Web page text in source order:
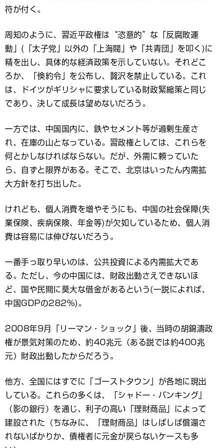
符が付く。
周知のように、習近平政権は“恣意的”な「反腐敗運
動」(「太子党」以外の「上海閥」や「共青団」を叩く)に
精を出し、具体的な経済政策を示していない。それどこ
ろか、「倹約令」を公布し、贅沢を禁止している。これ
は、ドイツがギリシャに要求している財政緊縮策と同じ
であり、決して成長は望めないだろう。
一方では、中国国内に、鉄やセメント等が過剰生産さ
れ、在庫の山となっている。習政権としては、これらを
何とかしなければならない。だが、外需に頼っていた
ら、自ずと限界がある。そこで、北京はいったん内需拡
大方針を打ち出した。
けれども、個人消費を増やそうにも、中国の社会保障(失
業保険、疾病保険、年金等)が欠如しているため、個人消
費は容易には伸びないだろう。
一番手っ取り早いのは、公共投資による内需拡大であ
る。ただし、今の中国には、財政出動さえできないほ
ど、国や民間に莫大な借金があるという(一説によれば、
中国GDPの282%)。
2008年9月「リーマン・ショック」後、当時の胡錦濤政
権が景気対策のため、約40兆元（ある説では約400兆
元）財政出動したからだろう。
他方、全国にはすでに「ゴーストタウン」が各地に現出
している。これらの多くは、「シャドー・バンキング」
（影の銀行）を通じ、利子の高い「理財商品」によって
建設された（ちなみに、「理財商品」はしばしば償還さ
れないばかりか、債権者に元金が戻らないケースも多